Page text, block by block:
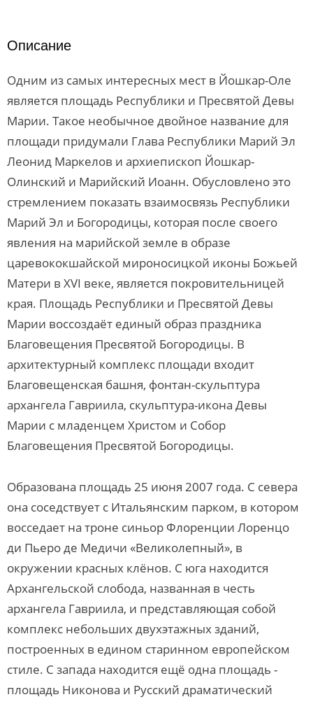
Описание
Одним из самых интересных мест в Йошкар-Оле
является площадь Республики и Пресвятой Девы
Марии. Такое необычное двойное название для
площади придумали Глава Республики Марий Эл
Леонид Маркелов и архиепископ Йошкар-
Олинский и Марийский Иоанн. Обусловлено это
стремлением показать взаимосвязь Республики
Марий Эл и Богородицы, которая после своего
явления на марийской земле в образе
царевококшайской мироносицкой иконы Божьей
Матери в XVI веке, является покровительницей
края. Площадь Республики и Пресвятой Девы
Марии воссоздаёт единый образ праздника
Благовещения Пресвятой Богородицы. В
архитектурный комплекс площади входит
Благовещенская башня, фонтан-скульптура
архангела Гавриила, скульптура-икона Девы
Марии с младенцем Христом и Собор
Благовещения Пресвятой Богородицы.
Образована площадь 25 июня 2007 года. С севера
она соседствует с Итальянским парком, в котором
восседает на троне синьор Флоренции Лоренцо
ди Пьеро де Медичи «Великолепный», в
окружении красных клёнов. С юга находится
Архангельской слобода, названная в честь
архангела Гавриила, и представляющая собой
комплекс небольших двухэтажных зданий,
построенных в едином старинном европейском
стиле. С запада находится ещё одна площадь -
площадь Никонова и Русский драматический